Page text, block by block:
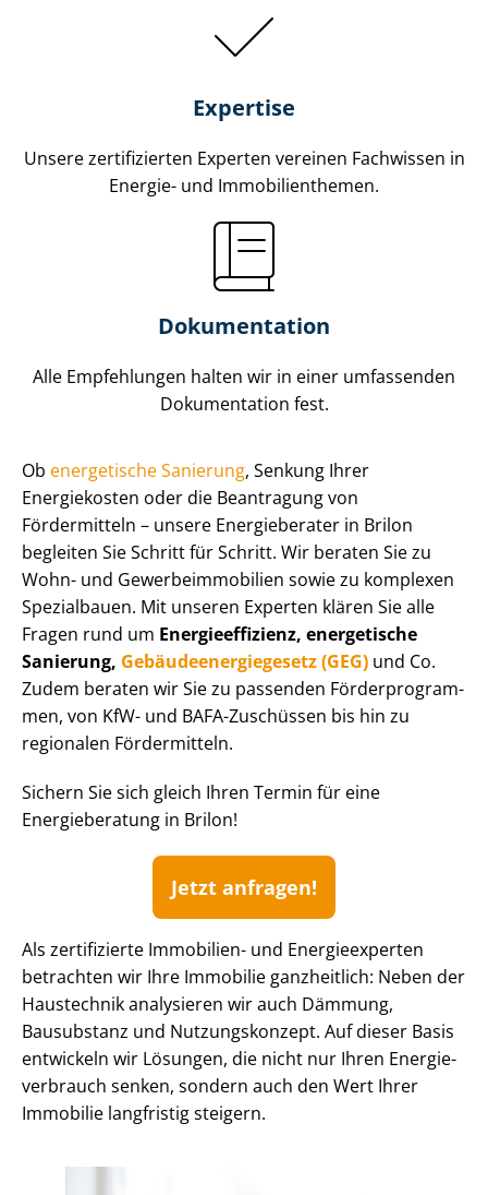
Expertise
Unsere zertifizierten Experten vereinen Fachwissen in
Energie- und Im­mo­bi­li­en­the­men.
Dokumentation
Alle Empfehlungen halten wir in einer umfassenden
Dokumentation fest.
Ob energetische Sanierung, Senkung Ihrer
Energiekosten oder die Beantragung von
Fördermitteln – unsere Energieberater in Brilon
begleiten Sie Schritt für Schritt. Wir beraten Sie zu
Wohn- und Ge­wer­be­im­mo­bi­li­en sowie zu komplexen
Spezialbauen. Mit unseren Experten klären Sie alle
Fragen rund um En­er­gie­ef­fi­zi­enz, energetische
Sanierung, Ge­bäu­de­en­er­gie­ge­setz (GEG) und Co.
Zudem beraten wir Sie zu passenden För­der­pro­gram­
men, von KfW- und BAFA-Zuschüssen bis hin zu
regionalen Fördermitteln.
Sichern Sie sich gleich Ihren Termin für eine
Energieberatung in Brilon!
Jetzt anfragen!
Als zertifizierte Immobilien- und Energieexperten
betrachten wir Ihre Immobilie ganzheitlich: Neben der
Haustechnik analysieren wir auch Dämmung,
Bausubstanz und Nutzungskonzept. Auf dieser Basis
entwickeln wir Lösungen, die nicht nur Ihren En­er­gie­
ver­brauch senken, sondern auch den Wert Ihrer
Immobilie langfristig steigern.